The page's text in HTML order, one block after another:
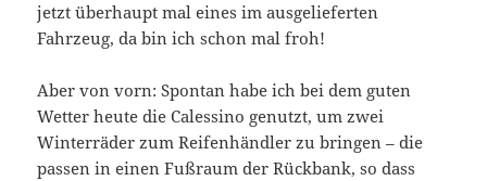
jetzt überhaupt mal eines im ausgelieferten
Fahrzeug, da bin ich schon mal froh!
Aber von vorn: Spontan habe ich bei dem guten
Wetter heute die Calessino genutzt, um zwei
Winterräder zum Reifenhändler zu bringen – die
passen in einen Fußraum der Rückbank, so dass